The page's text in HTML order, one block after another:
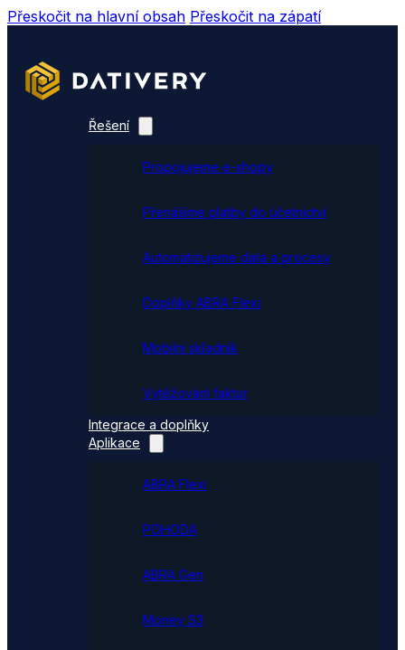
Přeskočit na hlavní obsah Přeskočit na zápatí
Řešení
Propojujeme e-shopy
Přenášíme platby do účetnictví
Automatizujeme data a procesy
Doplňky ABRA Flexi
Mobilní skladník
Vytěžování faktur
Integrace a doplňky
Aplikace
ABRA Flexi
POHODA
ABRA Gen
Money S3